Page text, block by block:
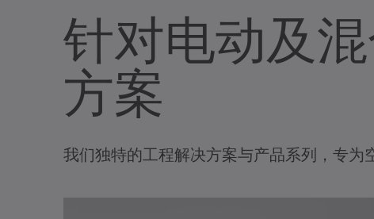
针对电动及
方案
我们独特的工程解决方案与产品系列，专为